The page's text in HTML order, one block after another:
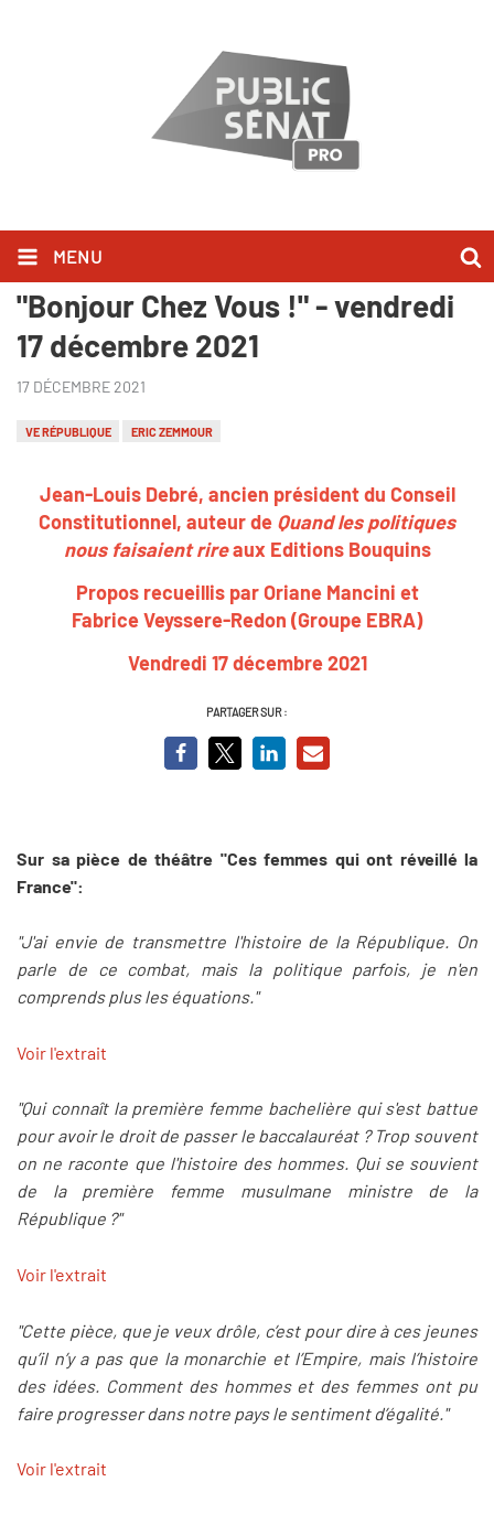
MENU
Jean-Louis Debré l'a dit dans
"Bonjour Chez Vous !" - vendredi
17 décembre 2021
17 DÉCEMBRE 2021
VE RÉPUBLIQUE ERIC ZEMMOUR
Jean-Louis Debré, ancien président du Conseil
Constitutionnel, auteur de Quand les politiques
nous faisaient rireaux Editions Bouquins
Propos recueillis par Oriane Mancini et
Fabrice Veyssere-Redon (Groupe EBRA)
Vendredi 17 décembre 2021
PARTAGER SUR :
Sur sa pièce de théâtre "Ces femmes qui ont réveillé la
France":
"J'ai envie de transmettre l'histoire de la République. On
parle de ce combat, mais la politique parfois, je n'en
comprends plus les équations."
Voir l'extrait
"Qui connaît la première femme bachelière qui s'est battue
pour avoir le droit de passer le baccalauréat ? Trop souvent
on ne raconte que l'histoire des hommes. Qui se souvient
de la première femme musulmane ministre de la
République ?"
Voir l'extrait
"Cette pièce, que je veux drôle, c’est pour dire à ces jeunes
qu’il n’y a pas que la monarchie et l’Empire, mais l’histoire
des idées. Comment des hommes et des femmes ont pu
faire progresser dans notre pays le sentiment d’égalité."
Voir l'extrait